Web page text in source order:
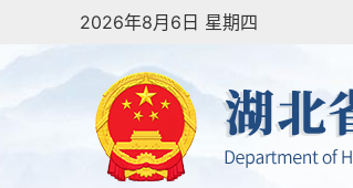
2026年8月6日 星期四